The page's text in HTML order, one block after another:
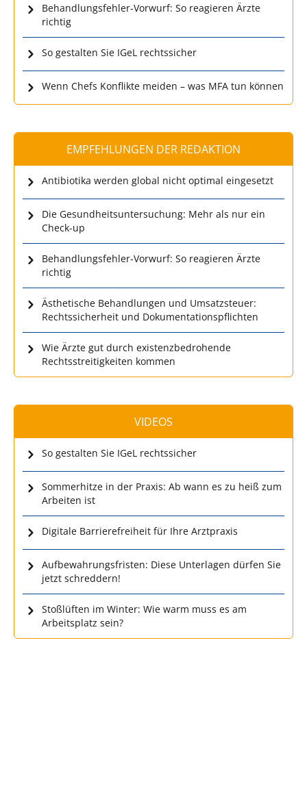
Behandlungsfehler-Vorwurf: So reagieren Ärzte
richtig
So gestalten Sie IGeL rechtssicher
Wenn Chefs Konflikte meiden – was MFA tun können
EMPFEHLUNGEN DER REDAKTION
Antibiotika werden global nicht optimal eingesetzt
Die Gesundheitsuntersuchung: Mehr als nur ein
Check-up
Behandlungsfehler-Vorwurf: So reagieren Ärzte
richtig
Ästhetische Behandlungen und Umsatzsteuer:
Rechtssicherheit und Dokumentationspflichten
Wie Ärzte gut durch existenzbedrohende
Rechtsstreitigkeiten kommen
VIDEOS
So gestalten Sie IGeL rechtssicher
Sommerhitze in der Praxis: Ab wann es zu heiß zum
Arbeiten ist
Digitale Barrierefreiheit für Ihre Arztpraxis
Aufbewahrungsfristen: Diese Unterlagen dürfen Sie
jetzt schreddern!
Stoßlüften im Winter: Wie warm muss es am
Arbeitsplatz sein?